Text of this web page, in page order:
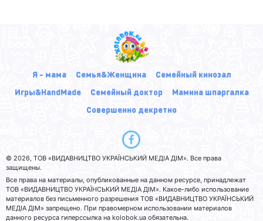
Я - мама Семья&Женщина
Семейный кинозал
Игры&HandMade
Семейный доктор
Мамина шпаргалка
Совершенно декретно
© 2026, ТОВ «ВИДАВНИЦТВО УКРАЇНСЬКИЙ МЕДІА ДІМ». Все права
защищены.
Все права на материалы, опубликованные на данном ресурсе, принадлежат
ТОВ «ВИДАВНИЦТВО УКРАЇНСЬКИЙ МЕДІА ДІМ». Какое-либо использование
материалов без письменного разрешения ТОВ «ВИДАВНИЦТВО УКРАЇНСЬКИЙ
МЕДІА ДІМ» запрещено. При правомерном использовании материалов
данного ресурса гиперссылка на kolobok.ua обязательна.